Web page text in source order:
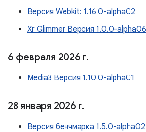
Версия Webkit: 1.16.0-alpha02
Xr Glimmer Версия 1.0.0-alpha06
6 февраля 2026 г.
Media3 Версия 1.10.0-alpha01
28 января 2026 г.
Версия бенчмарка 1.5.0-alpha02